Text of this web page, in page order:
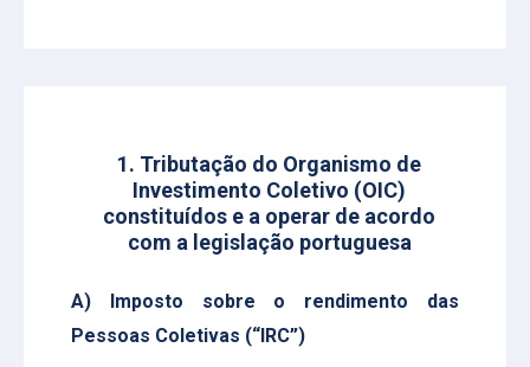
1. Tributação do Organismo de
Investimento Coletivo (OIC)
constituídos e a operar de acordo
com a legislação portuguesa
A) Imposto sobre o rendimento das
Pessoas Coletivas (“IRC”)